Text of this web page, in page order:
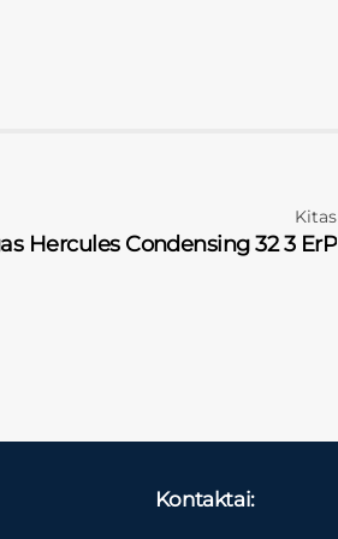
Kitas
Hercules Condensing 32 3 ErP
Kontaktai: